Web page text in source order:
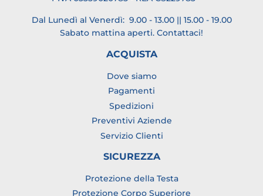
Dal Lunedì al Venerdì: 9.00 - 13.00 || 15.00 - 19.00
Sabato mattina aperti. Contattaci!
ACQUISTA
Dove siamo
Pagamenti
Spedizioni
Preventivi Aziende
Servizio Clienti
SICUREZZA
Protezione della Testa
Protezione Corpo Superiore